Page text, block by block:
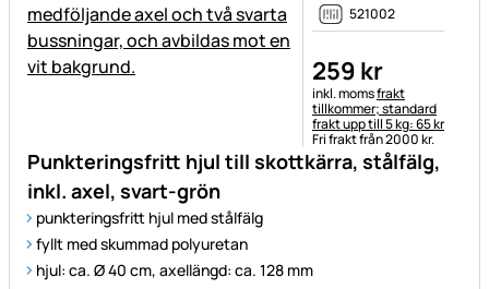
Punkteringsfritt hjul till skottkärra, stålfälg,
inkl. axel, svart-grön
punkteringsfritt hjul med stålfälg
fyllt med skummad polyuretan
hjul: ca. Ø 40 cm, axellängd: ca. 128 mm
521002
259 kr
Skatteinformation:
inkl. momsfrakt
tillkommer; standard
frakt upp till 5 kg: 65 kr
Fri frakt från 2000 kr.